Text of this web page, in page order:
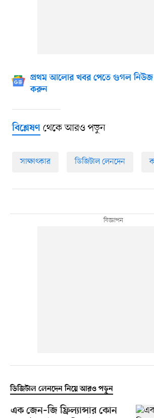
প্রথম আলোর খবর পেতে গুগল নিউজ
করুন
বিশ্লেষণথেকে আরও পড়ুন
সাক্ষাৎকার ডিজিটাল লেনদেন
ডিজিটাল লেনদেন নিয়ে আরও পড়ুন
এক জেন–জি ফ্রিল্যান্সার কোন